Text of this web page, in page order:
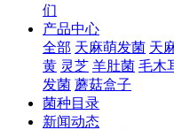
们
产品中心
全部 天麻萌发菌 天
黄 灵芝 羊肚菌 毛木
发菌 蘑菇盒子
菌种目录
新闻动态